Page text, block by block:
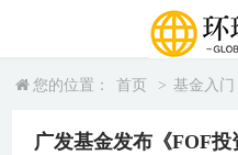
您的位置： 首页 > 基金入门
广发基金发布《FOF投